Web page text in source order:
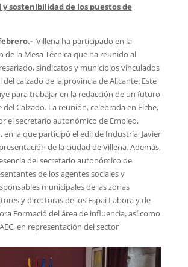
sostenibilidad de los puestos de
Villena ha participado en la
de la Mesa Técnica que ha reunido al
sindicatos y municipios vinculados
calzado de la provincia de Alicante. Este
para trabajar en la redacción de un futuro
del Calzado. La reunión, celebrada en Elche,
el secretario autonómico de Empleo,
en la que participó el edil de Industria, Javier
de la ciudad de Villena. Además,
del secretario autonómico de
de los agentes sociales y
municipales de las zonas
y directoras de los Espai Labora y de
Formació del área de influencia, así como
en representación del sector